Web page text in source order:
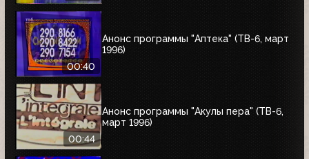
00:40
Анонс программы "Аптека" (ТВ-6, март
1996)
00:44
Анонс программы "Акулы пера" (ТВ-6,
март 1996)